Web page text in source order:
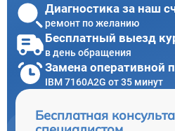
Диагностика за наш
ремонт по желанию
Бесплатный выезд
в день обращения
Замена оперативной
IBM 7160A2G от 35 минут
Бесплатная